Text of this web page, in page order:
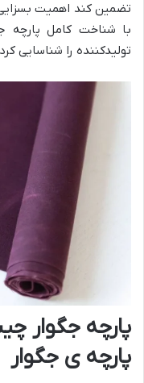
تضمین کند اهمیت
با شناخت کامل پارچه
تولیدکننده را شناسایی
پارچه جگوار
پارچه ی جگوار